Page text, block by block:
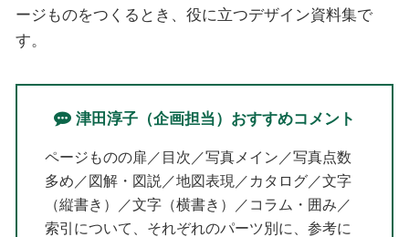
ージものをつくるとき、役に立つデザイン資料集で
す。
津田淳子（企画担当）おすすめコメント
ページものの扉／目次／写真メイン／写真点数
多め／図解・図説／地図表現／カタログ／文字
（縦書き）／文字（横書き）／コラム・囲み／
索引について、それぞれのパーツ別に、参考に